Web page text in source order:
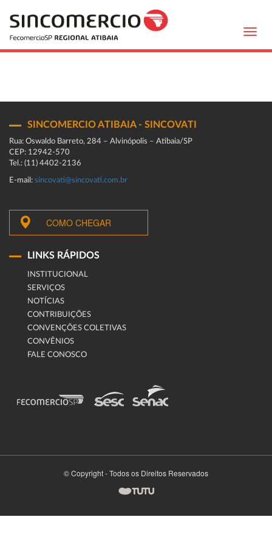
SINCOMERCIO ATIBAIA - SINCOVATI
Rua: Oswaldo Barreto, 284 – Alvinópolis – Atibaia/SP
CEP: 12942-570
Tel.: (11) 4402-2136
E-mail: sincovati@sincovati.com.br
COMO CHEGAR
LINKS RÁPIDOS
INSTITUCIONAL
SERVIÇOS
NOTÍCIAS
CONTRIBUIÇÕES
CONVENÇÕES COLETIVAS
CONVÊNIOS
FALE CONOSCO
© Copyright - Todos os Direitos Reservados